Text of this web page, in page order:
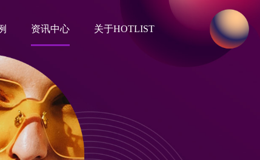
资讯中心 关于HOTLIST